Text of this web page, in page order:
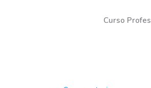
Curso